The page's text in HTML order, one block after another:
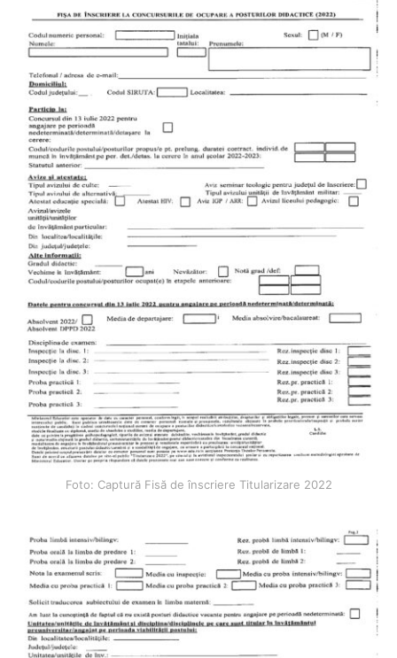
Foto: Captură Fisă de înscriere Titularizare 2022